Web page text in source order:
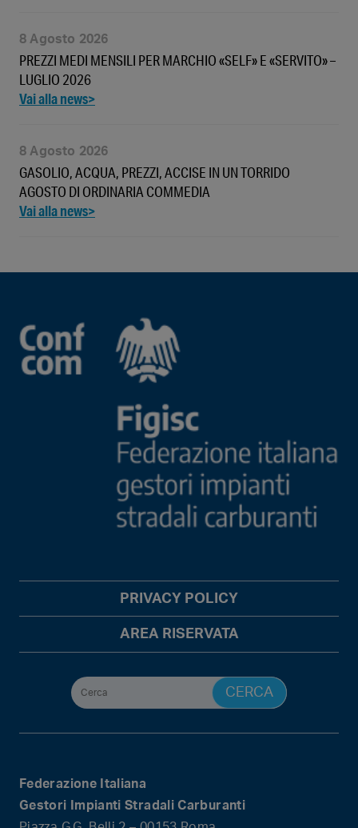
PREZZI MEDI MENSILI PER MARCHIO «SELF» E «SERVITO» –
LUGLIO 2026
8 Agosto 2026
GASOLIO, ACQUA, PREZZI, ACCISE IN UN TORRIDO
AGOSTO DI ORDINARIA COMMEDIA
8 Agosto 2026
Federazione Italiana
Gestori Impianti Stradali Carburanti
PRIVACY POLICY
AREA RISERVATA